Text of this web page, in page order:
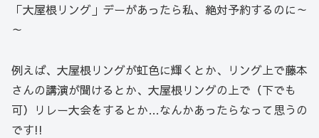
「大屋根リング」デーがあったら私、絶対予約するのに～
～
例えば、大屋根リングが虹色に輝くとか、リング上で藤本
さんの講演が聞けるとか、大屋根リングの上で（下でも
可）リレー大会をするとか…なんかあったらなって思うの
です!!